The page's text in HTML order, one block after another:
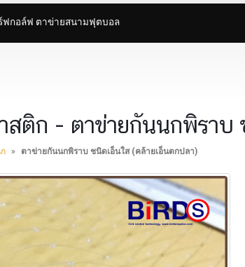
ฟกอล์ฟ ตาข่ายสนามฟุตบอล
สติก - ตาข่ายกันนกพิราบ
» ตาข่ายกันนกพิราบ ชนิดเอ็นใส (คล้ายเอ็นตกปลา)